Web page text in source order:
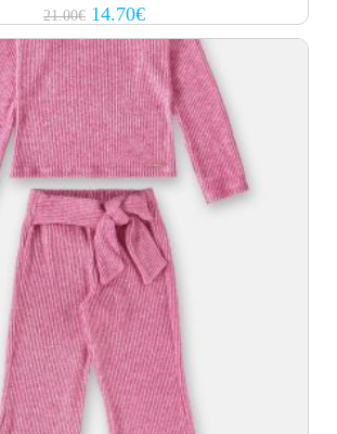
21.00€ Original
price
was:
21.00€.
14.70€Current
price
is:
14.70€.